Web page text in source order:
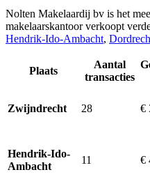
Nolten Makelaardij bv is het
makelaarskantoor verkoopt
Hendrik-Ido-Ambacht,
Plaats
Aantal
transacties
Zwijndrecht 28 €
Hendrik-Ido-
Ambacht
11 €